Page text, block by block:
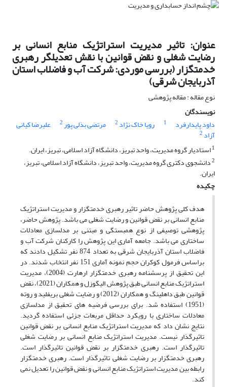
عنوان: تاثیر مدیریت استراتژیک منابع انسانی بر
رضایت شغلی و نقض قوانین با نقش تعدیلگر رهبری
خدمتگزار (بررسی موردی: شرکت آب و فاضلاب استان
آذربایجان شرقی)
نوع مقاله : مقاله پژوهشی
نویسندگان
داود پایدارفرد
1 رویا خاک نژاد 2 مرتضی بذلی پور2 علیرضا کیانی
آزاد 2
1استادیار گروه مدیریت، واحد تبریز، دانشگاه آزاد اسلامی، تبریز، ایران.
2دانشجوی دکتری گروه مدیریت، واحد تبریز، دانشگاه آزاد اسلامی، تبریز،
ایران.
چکیده
هدف کلی پژوهش حاضر تاثیر رهبری خدمتگزار و مدیریت استراتژیک
منابع انسانی بر نقض قوانین و رضایت شغلی می باشد. پژوهش حاضر،
پژوهشی توصیفی از نوع همبستگی و مبتنی بر مدلسازی معادلات
ساختاری می باشد. جامعه آماری این پژوهش را کارکنان شرکت آب و
فاضلاب استان آذربایجان شرقی به تعداد 874 نفر تشکیل دادند که
براساس فرمول کوکران حجم نمونه آماری 151 نفر انتخاب شدند. در
این تحقیق از پرسشنامه رهبری خدمتگزار ارهارت (2004)، مدیریت
استراتژیک منابع انسانی طبق پژوهش الیگوزل و همکاران (2021)، نقض
قوانین طبق داهلینگ و همکاران (2012) و رضایت شغلی بریفلید و روته
(1951) استفاده شد. برای بررسی فرضیه های تحقیق از مدلسازی
معادلات ساختاری با رویکرد حداقل مربعات جزئی استفاده گردید.
نتایج نشان داد که مدیریت استراتژیک منابع انسانی بر نقض قوانین
تاثیرگذار نیست. مدیریت استراتژیک منابع انسانی بر رضایت شغلی
تاثیرگذار است. رهبری خدمتگزار بر نقض قوانین تاثیرگذار است.
رهبری خدمتگزار بر رضایت شغلی تاثیرگذار است. رهبری خدمتگزار
رابطه بین مدیریت استراتژیک منابع انسانی و نقض قوانین را تعدیل نمی
کند.